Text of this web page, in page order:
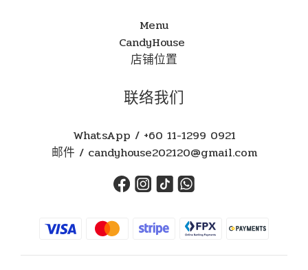
Menu
CandyHouse
店铺位置
联络我们
WhatsApp / +60 11-1299 0921
邮件 / candyhouse202120@gmail.com